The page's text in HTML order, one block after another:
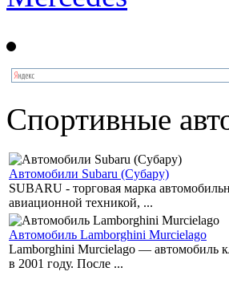
Спортивные
Автомобили Subaru (Субару)
SUBARU - торговая марка
авиационной техникой, ...
Автомобиль Lamborghini Murcielago
Lamborghini Murcielago — автомобиль
в 2001 году. После ...